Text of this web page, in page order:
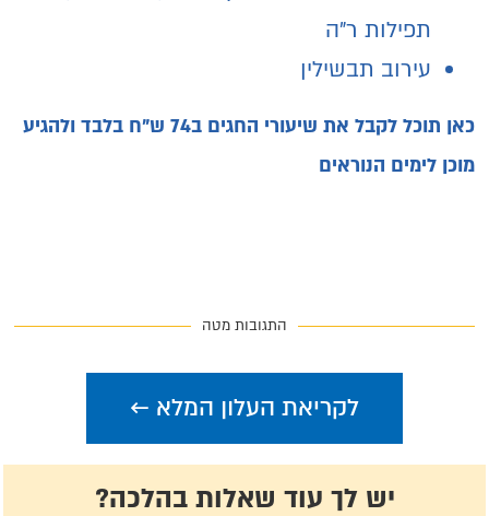
תפילות ר"ה
עירוב תבשילין
כאן תוכל לקבל את שיעורי החגים ב74 ש"ח בלבד ולהגיע
מוכן לימים הנוראים
התגובות מטה
לקריאת העלון המלא ←
יש לך עוד שאלות בהלכה?